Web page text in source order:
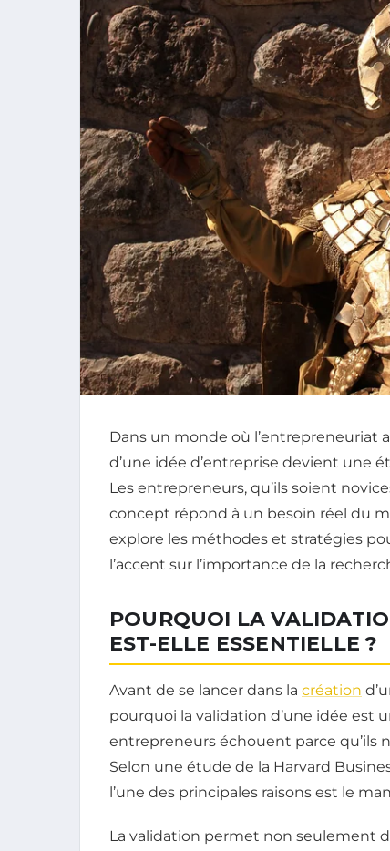
Dans un monde où l’entrepreneuriat
d’une idée d’entreprise devient une
Les entrepreneurs, qu’ils soient
concept répond à un besoin réel du
explore les méthodes et stratégies
l’accent sur l’importance de la
POURQUOI LA
EST-ELLE ESSENTIELLE ?
Avant de se lancer dans la création
pourquoi la validation d’une idée est
entrepreneurs échouent parce qu’ils
Selon une étude de la Harvard
l’une des principales raisons est le
La validation permet non seulement